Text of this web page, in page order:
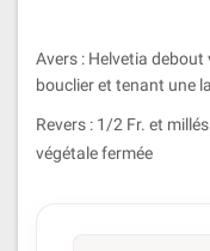
Avers : Helvetia
bouclier et tenant une
Revers : 1/2 Fr. et
végétale fermée